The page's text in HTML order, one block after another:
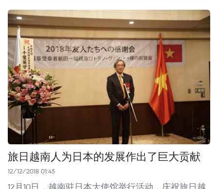
旅日越南人为日本的发展作出了巨大贡献
12/12/2018 01:45